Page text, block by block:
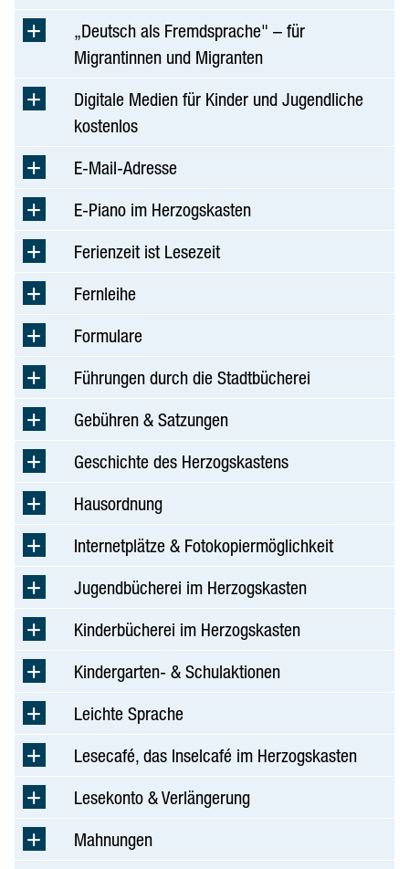
„Deutsch als Fremdsprache" – für
Migrantinnen und Migranten
Digitale Medien für Kinder und Jugendliche
kostenlos
E-Mail-Adresse
E-Piano im Herzogskasten
Ferienzeit ist Lesezeit
Fernleihe
Formulare
Führungen durch die Stadtbücherei
Gebühren & Satzungen
Geschichte des Herzogskastens
Hausordnung
Internetplätze & Fotokopiermöglichkeit
Jugendbücherei im Herzogskasten
Kinderbücherei im Herzogskasten
Kindergarten- & Schulaktionen
Leichte Sprache
Lesecafé, das Inselcafé im Herzogskasten
Lesekonto & Verlängerung
Mahnungen